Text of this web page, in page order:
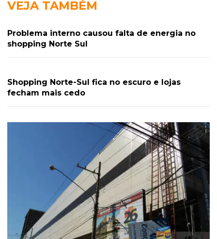
VEJA TAMBÉM
Problema interno causou falta de energia no
shopping Norte Sul
Shopping Norte-Sul fica no escuro e lojas
fecham mais cedo